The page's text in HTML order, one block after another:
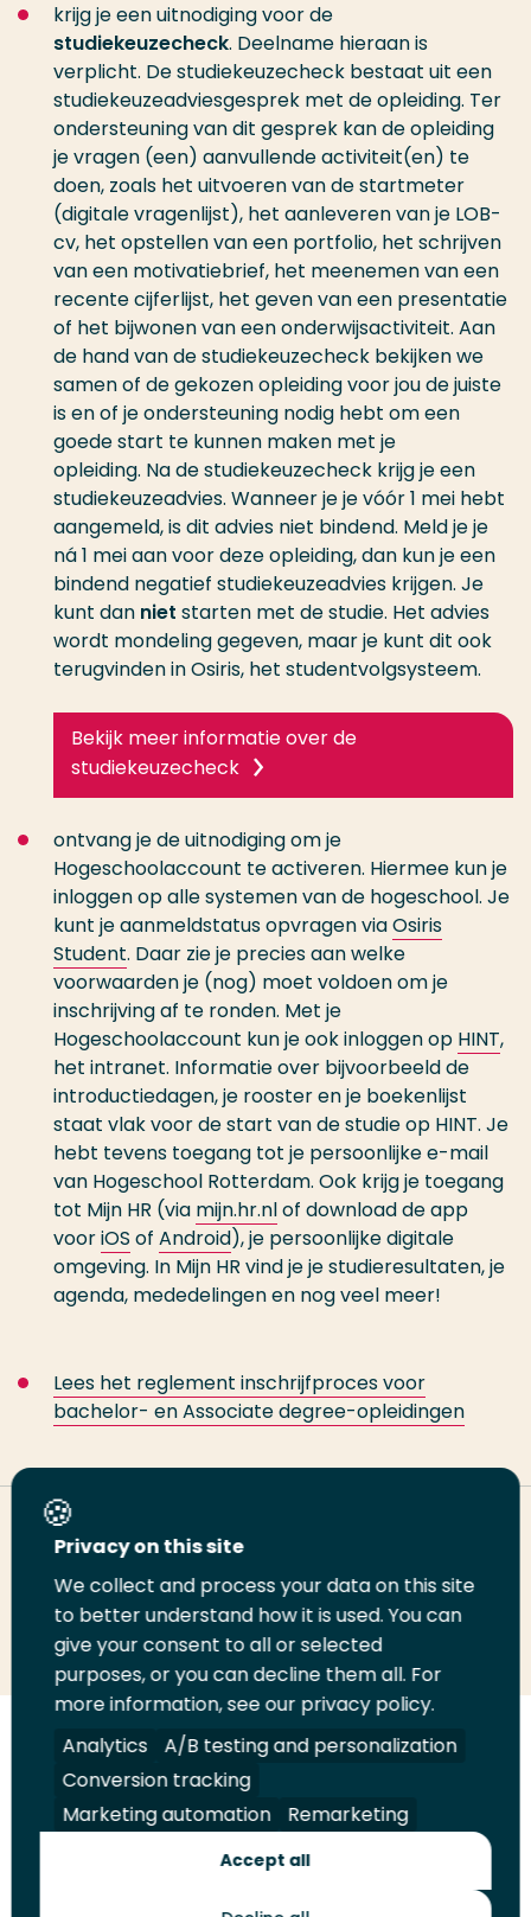
krijg je een uitnodiging voor de
studiekeuzecheck. Deelname hieraan is
verplicht. De studiekeuzecheck bestaat uit een
studiekeuzeadviesgesprek met de opleiding. Ter
ondersteuning van dit gesprek kan de opleiding
je vragen (een) aanvullende activiteit(en) te
doen, zoals het uitvoeren van de startmeter
(digitale vragenlijst), het aanleveren van je LOB-
cv, het opstellen van een portfolio, het schrijven
van een motivatiebrief, het meenemen van een
recente cijferlijst, het geven van een presentatie
of het bijwonen van een onderwijsactiviteit. Aan
de hand van de studiekeuzecheck bekijken we
samen of de gekozen opleiding voor jou de juiste
is en of je ondersteuning nodig hebt om een
goede start te kunnen maken met je
opleiding. Na de studiekeuzecheck krijg je een
studiekeuzeadvies. Wanneer je je vóór 1 mei hebt
aangemeld, is dit advies niet bindend. Meld je je
ná 1 mei aan voor deze opleiding, dan kun je een
bindend negatief studiekeuzeadvies krijgen. Je
kunt dan niet starten met de studie. Het advies
wordt mondeling gegeven, maar je kunt dit ook
terugvinden in Osiris, het studentvolgsysteem.
Bekijk meer informatie over de
studiekeuzecheck
ontvang je de uitnodiging om je
Hogeschoolaccount te activeren. Hiermee kun je
inloggen op alle systemen van de hogeschool. Je
kunt je aanmeldstatus opvragen viaOsiris
Student. Daar zie je precies aan welke
voorwaarden je (nog) moet voldoen om je
inschrijving af te ronden. Met je
Hogeschoolaccount kun je ook inloggen op HINT,
het intranet. Informatie over bijvoorbeeld de
introductiedagen, je rooster en je boekenlijst
staat vlak voor de start van de studie op HINT. Je
hebt tevens toegang tot je persoonlijke e-mail
van Hogeschool Rotterdam. Ook krijg je toegang
tot Mijn HR (via mijn.hr.nlof download de app
vooriOS of Android), je persoonlijke digitale
omgeving. In Mijn HR vind je je studieresultaten, je
agenda, mededelingen en nog veel meer!
Lees het reglement inschrijfproces voor
bachelor- en Associate degree-opleidingen
Deel deze pagina
Deel
LinkedIn
Deel
op
Twitter
Deel
op
Facebook
Email
deze
pagina
Print
deze
pagina
Volg
ons
op
LinkedIn
Volg
ons
op
Facebook
Volg
ons
op
YouTube
Volg
ons
op
Instagram
Juridisch Security A-Z Index
Contact
Privacy on this site
We collect and process your data on this site
to better understand how it is used. You can
give your consent to all or selected
purposes, or you can decline them all. For
more information, see our privacy policy.
Analytics
A/B testing and personalization
Conversion tracking
Marketing automation
Remarketing
Accept all